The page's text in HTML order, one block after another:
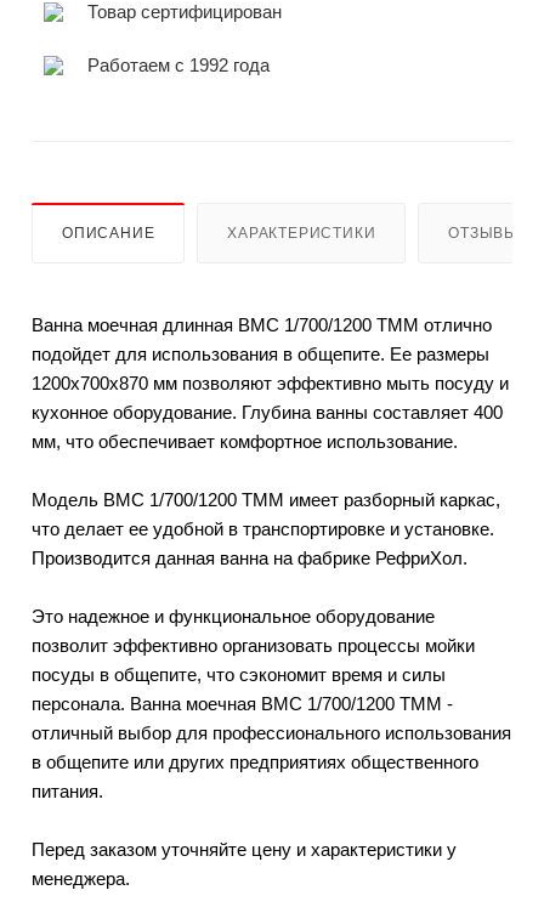
Товар сертифицирован
Работаем с 1992 года
ОПИСАНИЕ ХАРАКТЕРИСТИКИ ОТЗЫВЫ
Ванна моечная длинная ВМС 1/700/1200 ТММ отлично
подойдет для использования в общепите. Ее размеры
1200х700х870 мм позволяют эффективно мыть посуду и
кухонное оборудование. Глубина ванны составляет 400
мм, что обеспечивает комфортное использование.
Модель ВМС 1/700/1200 ТММ имеет разборный каркас,
что делает ее удобной в транспортировке и установке.
Производится данная ванна на фабрике РефриХол.
Это надежное и функциональное оборудование
позволит эффективно организовать процессы мойки
посуды в общепите, что сэкономит время и силы
персонала. Ванна моечная ВМС 1/700/1200 ТММ -
отличный выбор для профессионального использования
в общепите или других предприятиях общественного
питания.
Перед заказом уточняйте цену и характеристики у
менеджера.